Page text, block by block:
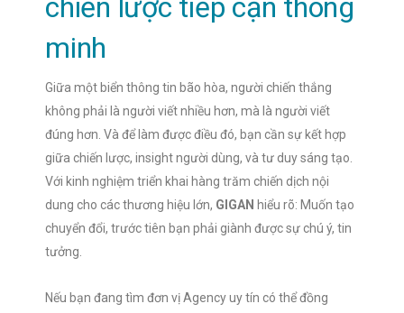
chiến lược tiếp cận thông
minh
Giữa một biển thông tin bão hòa, người chiến thắng
không phải là người viết nhiều hơn, mà là người viết
đúng hơn. Và để làm được điều đó, bạn cần sự kết hợp
giữa chiến lược, insight người dùng, và tư duy sáng tạo.
Với kinh nghiệm triển khai hàng trăm chiến dịch nội
dung cho các thương hiệu lớn, GIGAN hiểu rõ: Muốn tạo
chuyển đổi, trước tiên bạn phải giành được sự chú ý, tin
tưởng.
Nếu bạn đang tìm đơn vị Agency uy tín có thể đồng